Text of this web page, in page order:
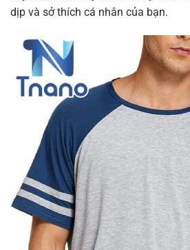
dịp và sở thích cá nhân của bạn.